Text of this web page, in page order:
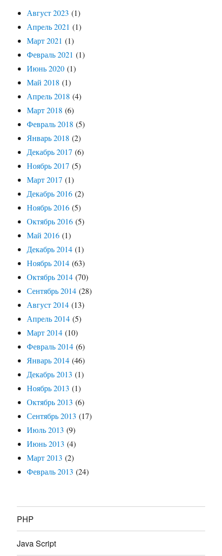
Август 2023 (1)
Апрель 2021 (1)
Март 2021 (1)
Февраль 2021 (1)
Июнь 2020 (1)
Май 2018 (1)
Апрель 2018 (4)
Март 2018 (6)
Февраль 2018 (5)
Январь 2018 (2)
Декабрь 2017 (6)
Ноябрь 2017 (5)
Март 2017 (1)
Декабрь 2016 (2)
Ноябрь 2016 (5)
Октябрь 2016 (5)
Май 2016 (1)
Декабрь 2014 (1)
Ноябрь 2014 (63)
Октябрь 2014 (70)
Сентябрь 2014 (28)
Август 2014 (13)
Апрель 2014 (5)
Март 2014 (10)
Февраль 2014 (6)
Январь 2014 (46)
Декабрь 2013 (1)
Ноябрь 2013 (1)
Октябрь 2013 (6)
Сентябрь 2013 (17)
Июль 2013 (9)
Июнь 2013 (4)
Март 2013 (2)
Февраль 2013 (24)
PHP
Java Script